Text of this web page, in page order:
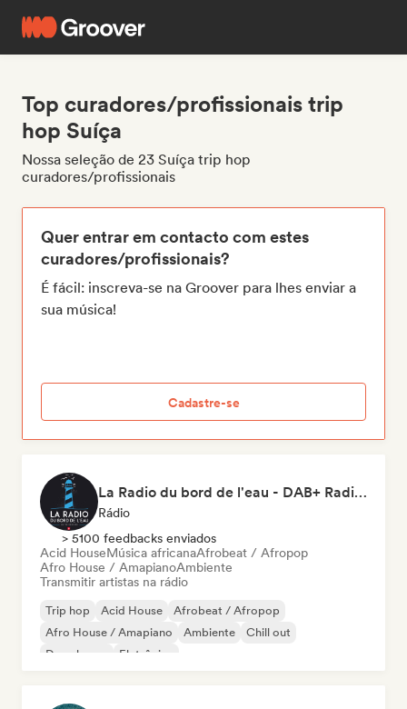
Top curadores/profissionais trip
hop Suíça
Nossa seleção de 23 Suíça trip hop
curadores/profissionais
Quer entrar em contacto com estes
curadores/profissionais?
É fácil: inscreva-se na Groover para lhes enviar a
sua música!
Cadastre-se
La Radio du bord de l'eau - DAB+ Radio Station (Switzerland)
Rádio
> 5100 feedbacks enviados
Acid HouseMúsica africanaAfrobeat / Afropop
Afro House / AmapianoAmbiente
Transmitir artistas na rádio
Trip hop Acid House
Afrobeat / Afropop
Afro House / Amapiano
Ambiente
Chill out
Deep house
Eletrônica